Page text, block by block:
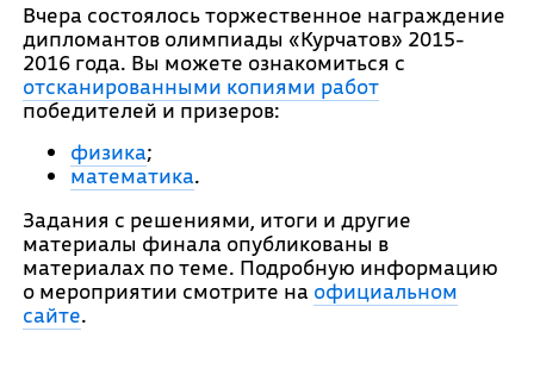
Вчера состоялось торжественное награждение
дипломантов олимпиады «Курчатов» 2015-
2016 года. Вы можете ознакомиться с
отсканированными копиями работ
победителей и призеров:
физика;
математика.
Задания с решениями, итоги и другие
материалы финала опубликованы в
материалах по теме. Подробную информацию
о мероприятии смотрите на официальном
сайте.